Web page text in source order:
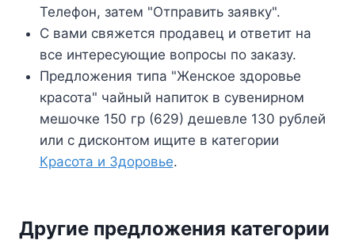
Телефон, затем "Отправить заявку".
С вами свяжется продавец и ответит на
все интересующие вопросы по заказу.
Предложения типа "Женское здоровье
красота" чайный напиток в сувенирном
мешочке 150 гр (629) дешевле 130 рублей
или с дисконтом ищите в категории
Красота и Здоровье.
Другие предложения категории